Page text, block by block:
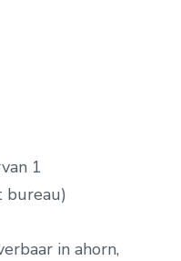
1
bureau)
in ahorn,